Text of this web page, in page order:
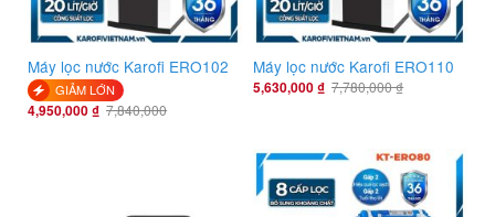
Máy lọc nước Karofi ERO102
GIẢM LỚN
4,950,000₫ 7,840,000
Máy lọc nước Karofi ERO110
5,630,000₫ 7,780,000₫